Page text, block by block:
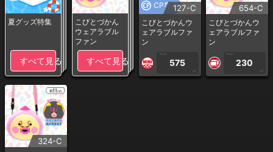
夏グッズ特集
すべて見る
こびとづかん
ウェアラブル
ファン
すべて見る
CP専用127-C
こびとづかんウ
ェアラブルファ
ン
1PLAY
575
CP
654-C
こびとづかんウ
ェアラブルファ
ン
1PLAY
230
CP
324-C